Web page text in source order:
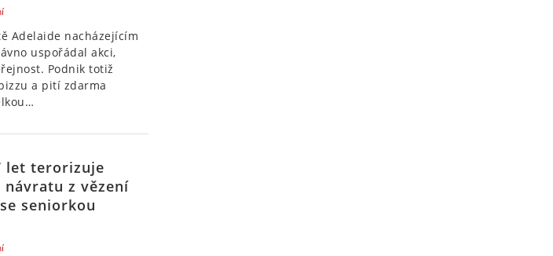
Adelaide nacházejícím
uspořádal akci,
Podnik totiž
a pití zdarma
let terorizuje
návratu z vězení
seniorkou